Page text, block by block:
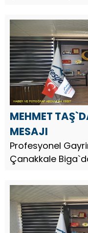
Mayıs Dünya
mesaj yayınladı.
MEHMET
MESAJI
Profesyonel
Çanakkale
Anneler Günü